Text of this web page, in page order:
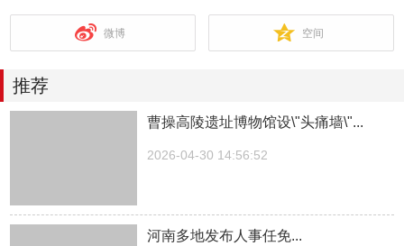
微博 空间
推荐
曹操高陵遗址博物馆设\"头痛墙\"...
2026-04-30 14:56:52
河南多地发布人事任免...